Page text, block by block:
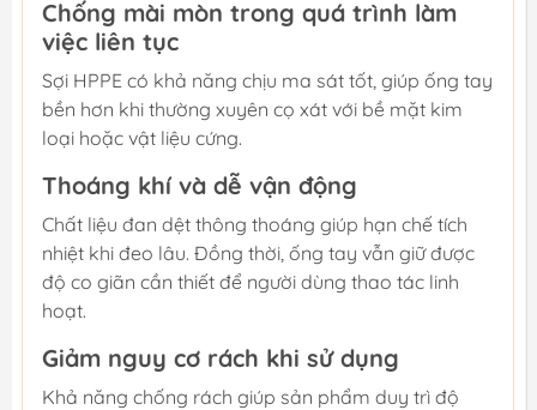
Chống mài mòn trong quá trình làm
việc liên tục
Sợi HPPE có khả năng chịu ma sát tốt, giúp ống tay
bền hơn khi thường xuyên cọ xát với bề mặt kim
loại hoặc vật liệu cứng.
Thoáng khí và dễ vận động
Chất liệu đan dệt thông thoáng giúp hạn chế tích
nhiệt khi đeo lâu. Đồng thời, ống tay vẫn giữ được
độ co giãn cần thiết để người dùng thao tác linh
hoạt.
Giảm nguy cơ rách khi sử dụng
Khả năng chống rách giúp sản phẩm duy trì độ